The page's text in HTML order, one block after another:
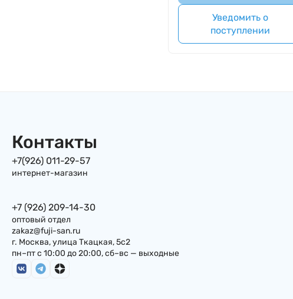
Уведомить о
поступлении
Контакты
+7(926) 011-29-57
интернет-магазин
+7 (926) 209-14-30
оптовый отдел
zakaz@fuji-san.ru
г. Москва, улица Ткацкая, 5с2
пн–пт с 10:00 до 20:00, сб–вс — выходные